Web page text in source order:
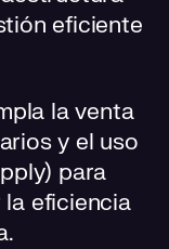
eficiente
la venta
y el uso
para
eficiencia